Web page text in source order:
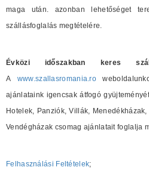
maga után. azonban lehetőséget
szállásfoglalás megtételére.
Évközi időszakban keres
A www.szallasromania.ro
ajánlataink igencsak átfogó
Hotelek, Panziók, Villák,
Vendégházak csomag ajánlatait foglalja
Felhasználási Feltételek;